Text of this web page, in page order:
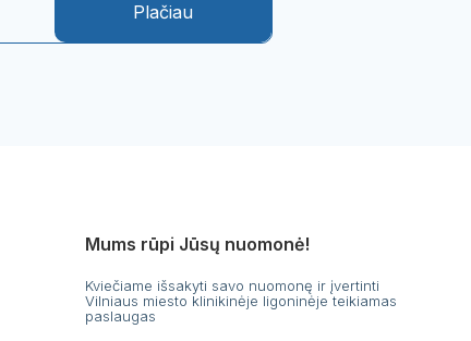
Plačiau
Mums rūpi Jūsų nuomonė!
Kviečiame išsakyti savo nuomonę ir įvertinti
Vilniaus miesto klinikinėje ligoninėje teikiamas
paslaugas